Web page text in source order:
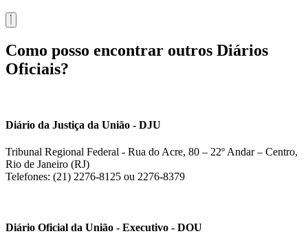
Como posso encontrar outros Diários
Oficiais?
Diário da Justiça da União - DJU
Tribunal Regional Federal - Rua do Acre, 80 – 22º Andar – Centro,
Rio de Janeiro (RJ)
Telefones: (21) 2276-8125 ou 2276-8379
Diário Oficial da União - Executivo - DOU